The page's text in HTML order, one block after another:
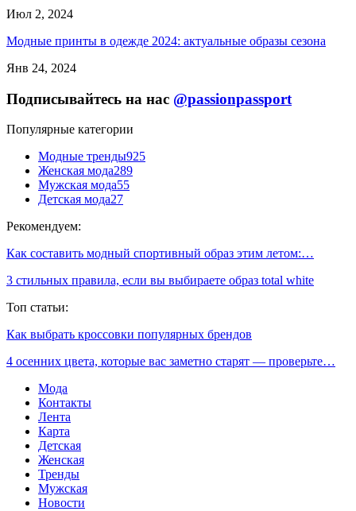
Июл 2, 2024
Модные принты в одежде 2024: актуальные образы сезона
Янв 24, 2024
Подписывайтесь на нас @passionpassport
Популярные категории
Модные тренды925
Женская мода289
Мужская мода55
Детская мода27
Рекомендуем:
Как составить модный спортивный образ этим летом:…
3 стильных правила, если вы выбираете образ total white
Топ статьи:
Как выбрать кроссовки популярных брендов
4 осенних цвета, которые вас заметно старят — проверьте…
Мода
Контакты
Лента
Карта
Детская
Женская
Тренды
Мужская
Новости